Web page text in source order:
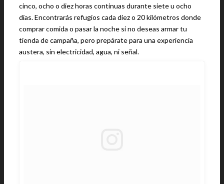
cinco, ocho o diez horas continuas durante siete u ocho
días. Encontrarás refugios cada diez o 20 kilómetros donde
comprar comida o pasar la noche si no deseas armar tu
tienda de campaña, pero prepárate para una experiencia
austera, sin electricidad, agua, ni señal.